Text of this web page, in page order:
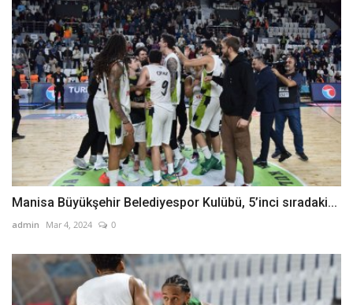
Manisa Büyükşehir Belediyespor Kulübü, 5’inci sıradaki...
admin Mar 4, 2024 0